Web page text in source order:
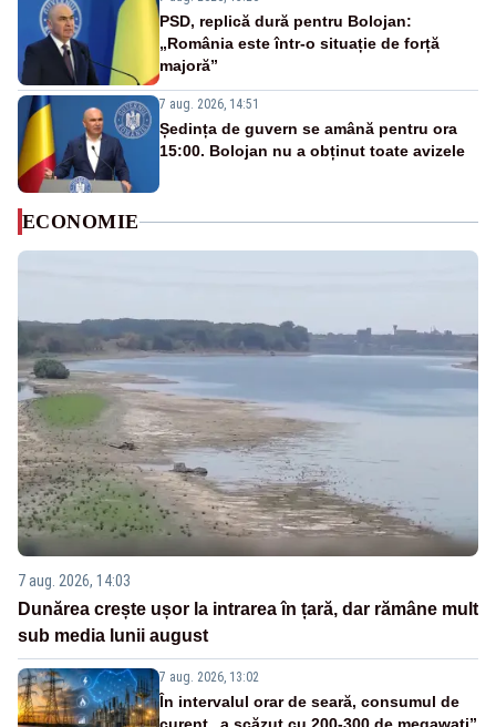
PSD, replică dură pentru Bolojan:
„România este într-o situație de forță
majoră”
7 aug. 2026, 14:51
Ședința de guvern se amână pentru ora
15:00. Bolojan nu a obținut toate avizele
ECONOMIE
7 aug. 2026, 14:03
Dunărea crește ușor la intrarea în țară, dar rămâne mult
sub media lunii august
7 aug. 2026, 13:02
În intervalul orar de seară, consumul de
curent „a scăzut cu 200-300 de megawați”